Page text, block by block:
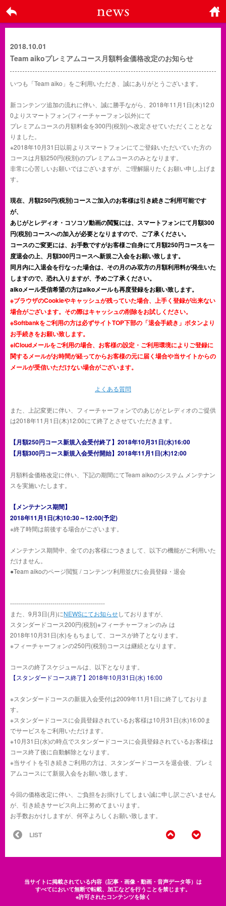
戻る ホーム
2018.10.01
Team aikoプレミアムコース月額料金価格改定のお知らせ
いつも「Team aiko」をご利用いただき、誠にありがとうございます。
新コンテンツ追加の流れに伴い、誠に勝手ながら、2018年11月1日(木)12:0
0よりスマートフォン(フィーチャーフォン以外)にて
プレミアムコースの月額料金を300円(税別)へ改定させていただくこととな
りました。
※2018年10月31日以前よりスマートフォンにてご登録いただいていた方の
コースは月額250円(税別)のプレミアムコースのみとなります。
非常に心苦しいお願いではございますが、ご理解賜りたくお願い申し上げま
す。
現在、月額250円(税別)コースご加入のお客様は引き続きご利用可能です
が、
あじがとレディオ・コソコソ動画の閲覧には、スマートフォンにて月額300
円(税別)コースへの加入が必要となりますので、ご了承ください。
コースのご変更には、お手数ですがお客様ご自身にて月額250円コースを一
度退会の上、月額300円コースへ新規ご入会をお願い致します。
同月内に入退会を行なった場合は、その月のみ双方の月額利用料が発生いた
しますので、恐れ入りますが、予めご了承ください。
aikoメール受信希望の方はaikoメールも再度登録をお願い致します。
※ブラウザのCookieやキャッシュが残っていた場合、上手く登録が出来ない
場合がございます。その際はキャッシュの削除をお試しください。
※Softbankをご利用の方は必ずサイトTOP下部の「退会手続き」ボタンより
お手続きをお願い致します。
※iCloudメールをご利用の場合、お客様の設定・ご利用環境によりご登録に
関するメールがお時間が経ってからお客様の元に届く場合や当サイトからの
メールが受信いただけない場合がございます。
よくある質問
また、上記変更に伴い、フィーチャーフォンでのあじがとレディオのご提供
は2018年11月1日(木)12:00にて終了とさせていただきます。
【月額250円コース新規入会受付終了】2018年10月31日(水)16:00
【月額300円コース新規入会受付開始】2018年11月1日(木)12:00
月額料金価格改定に伴い、下記の期間にてTeam aikoのシステム メンテナン
スを実施いたします。
【メンテナンス期間】
2018年11月1日(木)10:30～12:00(予定)
※終了時間は前後する場合がございます。
メンテナンス期間中、全てのお客様につきまして、以下の機能がご利用いた
だけません。
●Team aikoのページ閲覧 / コンテンツ利用並びに会員登録・退会
-----------------------------------------------
また、9月3日(月)にNEWSにてお知らせしておりますが、
スタンダードコース200円(税別)※フィーチャーフォンのみ は
2018年10月31日(水)をもちまして、コースが終了となります。
※フィーチャーフォンの250円(税別)コースは継続となります。
コースの終了スケジュールは、以下となります。
【スタンダードコース終了】2018年10月31日(水) 16:00
※スタンダードコースの新規入会受付は2009年11月1日に終了しておりま
す。
※スタンダードコースに会員登録されているお客様は10月31日(水)16:00ま
でサービスをご利用いただけます。
※10月31日(水)の時点でスタンダードコースに会員登録されているお客様は
コース終了後に自動解除となります。
※当サイトを引き続きご利用の方は、スタンダードコースを退会後、プレミ
アムコースにて新規入会をお願い致します。
今回の価格改定に伴い、ご負担をお掛けしてしまい誠に申し訳ございません
が、引き続きサービス向上に努めてまいります。
お手数おかけしますが、何卒よろしくお願い致します。
LIST BACK NEXT
当サイトに掲載されている内容（記事・画像・動画・音声データ等）は
すべてにおいて無断で転載、加工などを行うことを禁じます。
※許可されたコンテンツを除く